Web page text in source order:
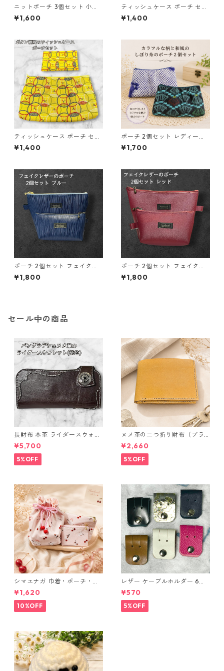
ニットポーチ 3個セット 小物
入れ n55 化粧ポーチ ハンドメ
イド ギフト
¥1,600
ティッシュケース ポーチ セッ
ト パンダ柄 o28 小物入れ ハ
ンドメイド 化粧ポーチ
¥1,400
ティッシュケース ポーチ セッ
ト ボタン柄 o29 小物入れ ハ
ンドメイド 化粧ポーチ
¥1,400
ポーチ 2個セット レディース
和柄 o35 小物入れ ハンドメイ
ド ギフト 化粧ポーチ
¥1,700
ポーチ 2個セット フェイクレ
ザー ブルー 大小セット o44
小物入れ ハンドメイド 化粧ポ
¥1,800
ポーチ 2個セット フェイクレ
ザー レッド 大小セット o45
小物入れ ハンドメイド 化粧ポ
¥1,800
セール中の商品
長財布 本革 ライダースウォレ
ット 国産 ヌメ革 ブラウン バ
ングラデシュ l175 レザー 革財
布 ハンドメイド 経年変化
¥5,700
5%OFF
ヌメ革の二つ折り財布（ブラ
ウン系）
¥2,660
5%OFF
シマエナガ 巾着・ポーチ・ミ
ニポーチ(カード収納にも) ３
点セット さくらんぼ柄×淡いピ
ンク
¥1,620
10%OFF
レザー ケーブルホルダー 6個
セット
¥570
5%OFF